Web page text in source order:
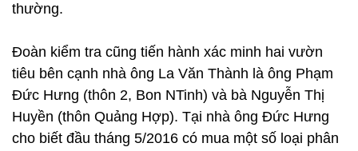
thường.
Đoàn kiểm tra cũng tiến hành xác minh hai vườn
tiêu bên cạnh nhà ông La Văn Thành là ông Phạm
Đức Hưng (thôn 2, Bon NTinh) và bà Nguyễn Thị
Huyền (thôn Quảng Hợp). Tại nhà ông Đức Hưng
cho biết đầu tháng 5/2016 có mua một số loại phân